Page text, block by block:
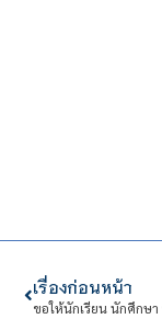
เรื่องก่อนหน้า